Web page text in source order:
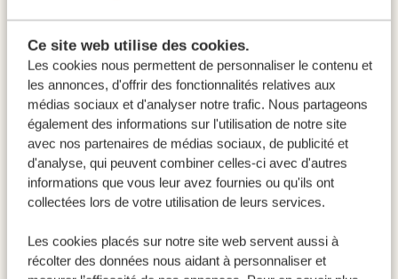
Ce site web utilise des cookies.
Les cookies nous permettent de personnaliser le contenu et
les annonces, d'offrir des fonctionnalités relatives aux
médias sociaux et d'analyser notre trafic. Nous partageons
également des informations sur l'utilisation de notre site
avec nos partenaires de médias sociaux, de publicité et
d'analyse, qui peuvent combiner celles-ci avec d'autres
informations que vous leur avez fournies ou qu'ils ont
collectées lors de votre utilisation de leurs services.
Les cookies placés sur notre site web servent aussi à
récolter des données nous aidant à personnaliser et
rêves !
ACTIVITÉS:
Détente au lodge ou action à Maun !
HÉBERGEMENTS:
GOLD Thamalakane River Lodge